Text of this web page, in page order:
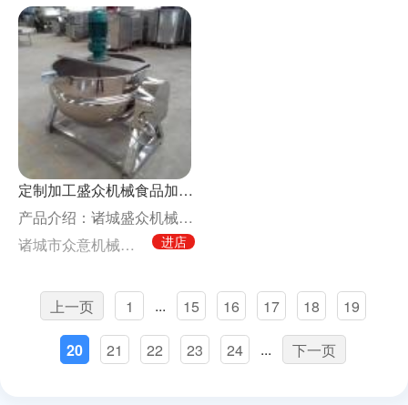
定制加工盛众机械食品加工夹层锅
产品介绍：诸城盛众机械诸城盛众机械可倾斜夹层锅的用途：应用于糖果、糕点、饮料、果汁、果酱、
诸城市众意机械有限公司
进店
上一页 1 ... 15 16 17 18 19
20 21 22 23 24 ... 下一页